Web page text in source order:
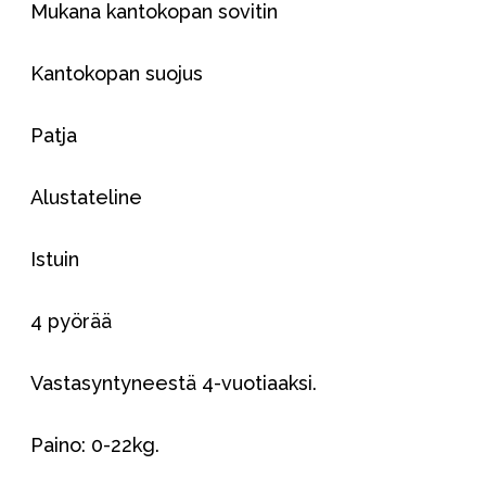
Mukana kantokopan sovitin
Kantokopan suojus
Patja
Alustateline
Istuin
4 pyörää
Vastasyntyneestä 4-vuotiaaksi.
Paino: 0-22kg.